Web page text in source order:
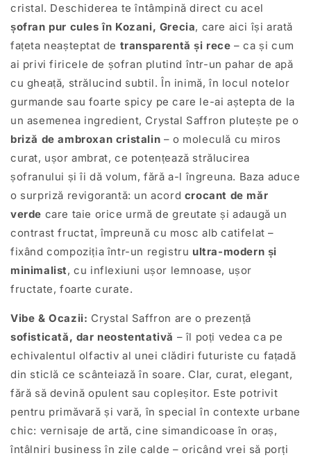
cristal. Deschiderea te întâmpină direct cu acel
șofran pur cules în Kozani, Grecia, care aici își arată
fațeta neașteptat de transparentă și rece – ca și cum
ai privi firicele de șofran plutind într-un pahar de apă
cu gheață, strălucind subtil. În inimă, în locul notelor
gurmande sau foarte spicy pe care le-ai aștepta de la
un asemenea ingredient, Crystal Saffron plutește pe o
briză de ambroxan cristalin – o moleculă cu miros
curat, ușor ambrat, ce potențează strălucirea
șofranului și îi dă volum, fără a-l îngreuna. Baza aduce
o surpriză revigorantă: un acord crocant de măr
verde care taie orice urmă de greutate și adaugă un
contrast fructat, împreună cu mosc alb catifelat –
fixând compoziția într-un registru ultra-modern și
minimalist, cu inflexiuni ușor lemnoase, ușor
fructate, foarte curate.
Vibe & Ocazii: Crystal Saffron are o prezență
sofisticată, dar neostentativă – îl poți vedea ca pe
echivalentul olfactiv al unei clădiri futuriste cu fațadă
din sticlă ce scânteiază în soare. Clar, curat, elegant,
fără să devină opulent sau copleșitor. Este potrivit
pentru primăvară și vară, în special în contexte urbane
chic: vernisaje de artă, cine simandicoase în oraș,
întâlniri business în zile calde – oricând vrei să porți